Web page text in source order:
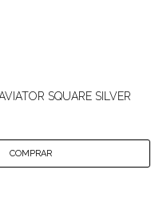
SQUARE SILVER